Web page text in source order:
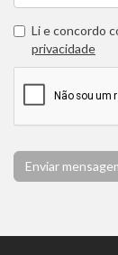
Li e concordo
privacidade
Enviar